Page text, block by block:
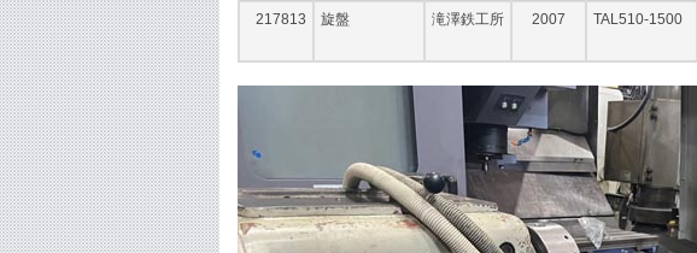
217813 旋盤 滝澤鉄工所 2007 TAL510-1500